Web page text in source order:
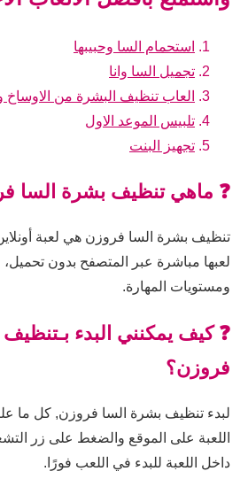
استحمام السا وحبيبها
تجميل السا وانا
العاب تنظيف البشرة من الاوساخ
تلبيس الموعد الاول
تجهيز البنت
❓ ماهي تنظيف بشرة السا
تنظيف بشرة السا فروزن هي لعبة
لعبها مباشرة عبر المتصفح بدون تحميل،
ومستويات المهارة.
❓ كيف يمكنني البدء
فروزن؟
لبدء تنظيف بشرة السا فروزن, كل ما
اللعبة على الموقع والضغط على زر
داخل اللعبة للبدء في اللعب فورًا.